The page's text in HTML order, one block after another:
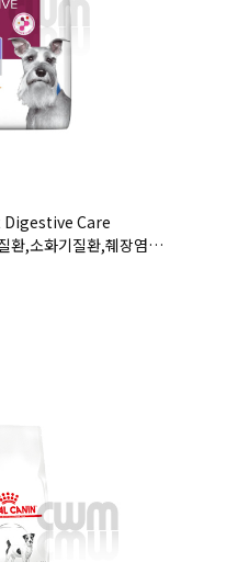
Digestive Care
,소화기질환,췌장염-